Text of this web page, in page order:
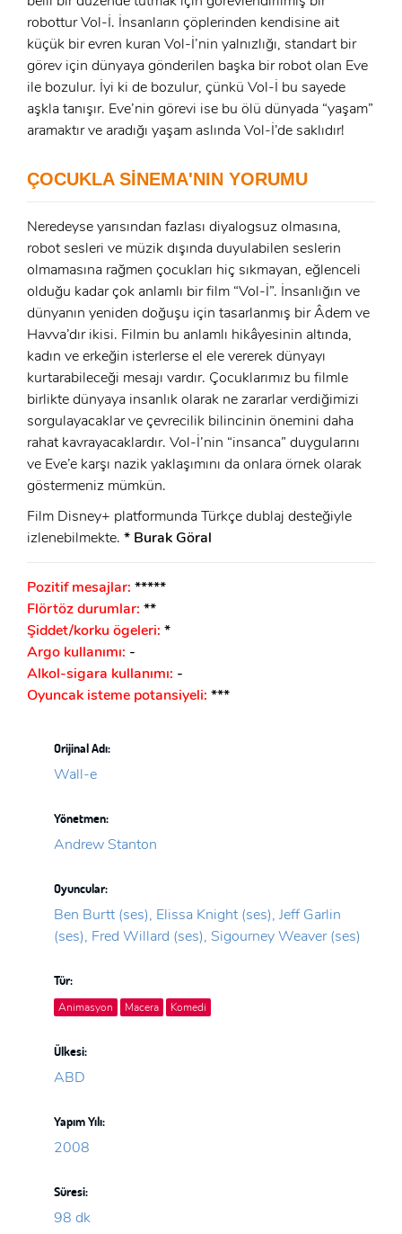
E-Posta:
Şifre:
Beni Hatırla Şifremi Unuttum ?
GIRIŞ
E-Posta:
Şifre:
ÜYE OL
GIRIŞ
robottur Vol-İ. İnsanların çöplerinden kendisine ait
küçük bir evren kuran Vol-İ’nin yalnızlığı, standart bir
görev için dünyaya gönderilen başka bir robot olan Eve
ile bozulur. İyi ki de bozulur, çünkü Vol-İ bu sayede
aşkla tanışır. Eve’nin görevi ise bu ölü dünyada “yaşam”
aramaktır ve aradığı yaşam aslında Vol-İ’de saklıdır!
ÇOCUKLA SİNEMA'NIN YORUMU
Neredeyse yarısından fazlası diyalogsuz olmasına,
robot sesleri ve müzik dışında duyulabilen seslerin
olmamasına rağmen çocukları hiç sıkmayan, eğlenceli
olduğu kadar çok anlamlı bir film “Vol-İ”. İnsanlığın ve
dünyanın yeniden doğuşu için tasarlanmış bir Âdem ve
Havva’dır ikisi. Filmin bu anlamlı hikâyesinin altında,
kadın ve erkeğin isterlerse el ele vererek dünyayı
kurtarabileceği mesajı vardır. Çocuklarımız bu filmle
birlikte dünyaya insanlık olarak ne zararlar verdiğimizi
sorgulayacaklar ve çevrecilik bilincinin önemini daha
rahat kavrayacaklardır. Vol-İ’nin “insanca” duygularını
ve Eve’e karşı nazik yaklaşımını da onlara örnek olarak
göstermeniz mümkün.
Film Disney+ platformunda Türkçe dublaj desteğiyle
izlenebilmekte. * Burak Göral
Pozitif mesajlar: *****
Flörtöz durumlar: **
Şiddet/korku ögeleri: *
Argo kullanımı: -
Alkol-sigara kullanımı: -
Oyuncak isteme potansiyeli: ***
Orijinal Adı:
Wall-e
Yönetmen:
Andrew Stanton
Oyuncular:
Ben Burtt (ses), Elissa Knight (ses), Jeff Garlin
(ses), Fred Willard (ses), Sigourney Weaver (ses)
Tür:
Animasyon Macera Komedi
Ülkesi:
ABD
Yapım Yılı:
2008
Süresi:
98 dk